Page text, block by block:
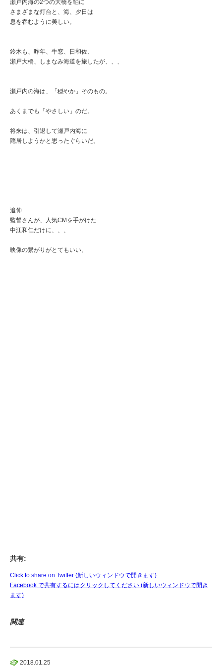
瀬戸内海の2つの大橋を軸に
さまざまな灯台と、海、夕日は
息を吞むように美しい。
鈴木も、昨年、牛窓、日和佐、
瀬戸大橋、しまなみ海道を旅したが、、、
瀬戸内の海は、「穏やか」そのもの。
あくまでも「やさしい」のだ。
将来は、引退して瀬戸内海に
隠居しようかと思ったぐらいだ。
追伸
監督さんが、人気CMを手がけた
中江和仁だけに、、、
映像の繋がりがとてもいい。
共有:
Click to share on Twitter (新しいウィンドウで開きます)
Facebook で共有するにはクリックしてください (新しいウィンドウで開き
ます)
関連
2018.01.25